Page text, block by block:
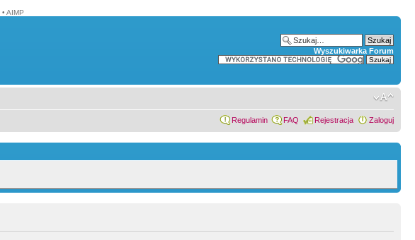
• AIMP
Wyszukiwarka Forum
Regulamin FAQ Rejestracja Zaloguj